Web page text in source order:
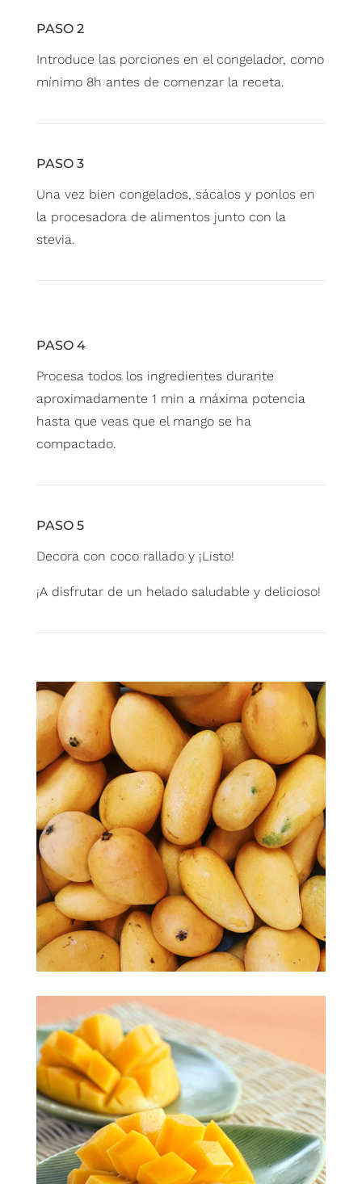
PASO 2
Introduce las porciones en el congelador, como
mínimo 8h antes de comenzar la receta.
PASO 3
Una vez bien congelados, sácalos y ponlos en
la procesadora de alimentos junto con la
stevia.
PASO 4
Procesa todos los ingredientes durante
aproximadamente 1 min a máxima potencia
hasta que veas que el mango se ha
compactado.
PASO 5
Decora con coco rallado y ¡Listo!
¡A disfrutar de un helado saludable y delicioso!